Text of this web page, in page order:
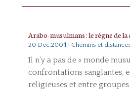
Arabo-musulmans : le règne de la
20 Déc,2004 Chemins et
Il n’y a pas de « monde
confrontations sanglantes,
religieuses et entre groupes